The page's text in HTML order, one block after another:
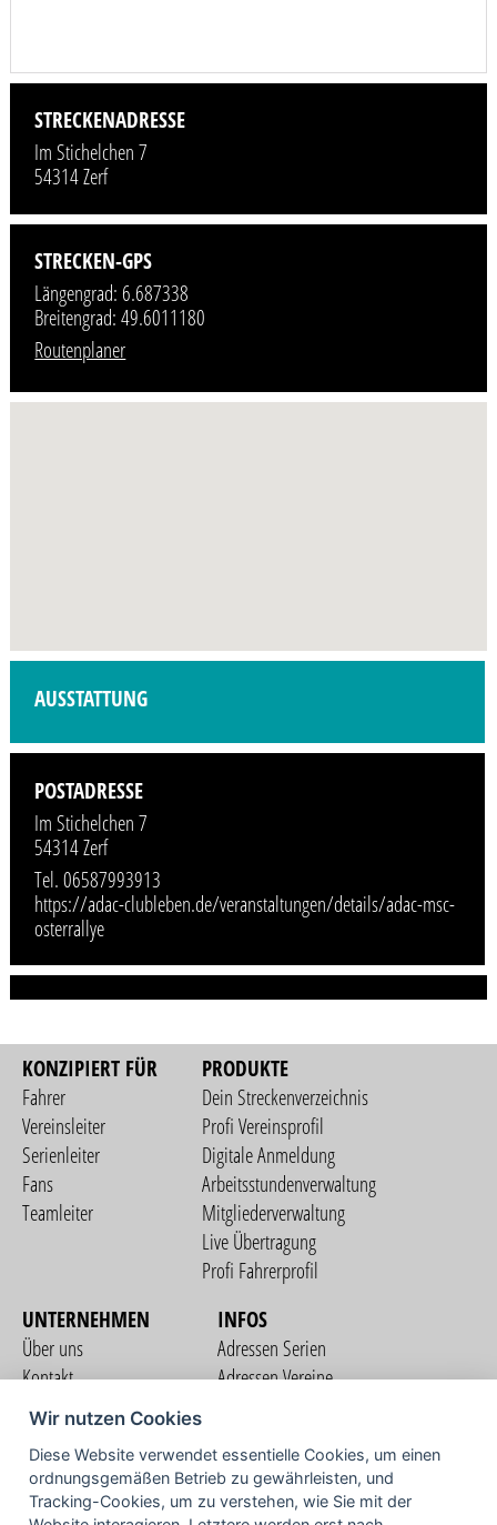
STRECKENADRESSE
Im Stichelchen 7
54314 Zerf
STRECKEN-GPS
Längengrad: 6.687338
Breitengrad: 49.6011180
Routenplaner
Profilbild wird demnächst vom Veranstalter hinzugefügt.
AUSSTATTUNG
POSTADRESSE
Im Stichelchen 7
54314 Zerf
Tel. 06587993913
https://adac-clubleben.de/veranstaltungen/details/adac-msc-
osterrallye
KONZIPIERT FÜR
Fahrer
Vereinsleiter
Serienleiter
Fans
Teamleiter
PRODUKTE
Dein Streckenverzeichnis
Profi Vereinsprofil
Digitale Anmeldung
Arbeitsstundenverwaltung
Mitgliederverwaltung
Live Übertragung
Profi Fahrerprofil
UNTERNEHMEN
Über uns
Kontakt
Nutzungsbedingungen
Datenschutzerklärung
Impressum
INFOS
Adressen Serien
Adressen Vereine
COMMUNITY
Wir nutzen Cookies
Diese Website verwendet essentielle Cookies, um einen
ordnungsgemäßen Betrieb zu gewährleisten, und
Tracking-Cookies, um zu verstehen, wie Sie mit der